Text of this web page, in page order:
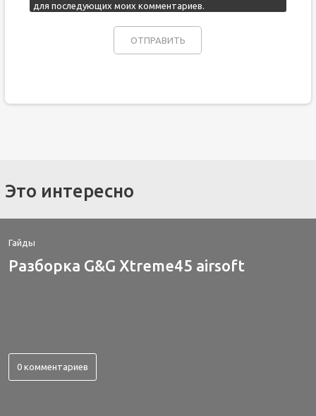
для последующих моих комментариев.
Это интересно
Гайды
Разборка G&G Xtreme45 airsoft
0 комментариев